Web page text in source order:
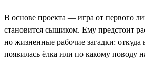
В основе проекта — игра от первого
становится сыщиком. Ему предстоит
но жизненные рабочие загадки: откуда
появилась ёлка или по какому поводу